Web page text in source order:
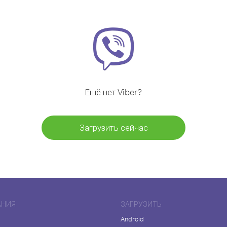
Ещё нет Viber?
Загрузить сейчас
ЗАГРУЗИТЬ
Android